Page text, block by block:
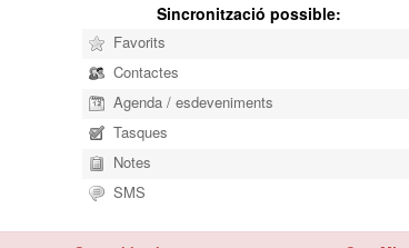
Sincronització possible:
Favorits
Contactes
Agenda / esdeveniments
Tasques
Notes
SMS